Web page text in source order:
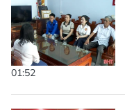
01:52